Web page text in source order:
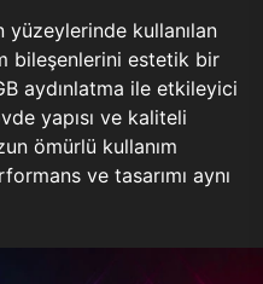
yüzeylerinde kullanılan
bileşenlerini estetik bir
aydınlatma ile etkileyici
yapısı ve kaliteli
ömürlü kullanım
ve tasarımı aynı